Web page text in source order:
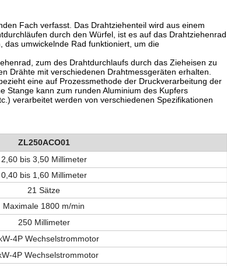
Fach verfasst. Das Drahtziehenteil wird aus einem
durch den Würfel, ist es auf das Drahtziehenrad
umwickelnde Rad funktioniert, um die
zum des Drahtdurchlaufs durch das Zieheisen zu
Drähte mit verschiedenen Drahtmessgeräten erhalten.
eine auf Prozessmethode der Druckverarbeitung der
Stange kann zum runden Aluminium des Kupfers
verarbeitet werden von verschiedenen Spezifikationen
ZL250ACO01
2,60 bis 3,50 Millimeter
0,40 bis 1,60 Millimeter
21 Sätze
Maximale 1800 m/min
250 Millimeter
4P Wechselstrommotor
4P Wechselstrommotor